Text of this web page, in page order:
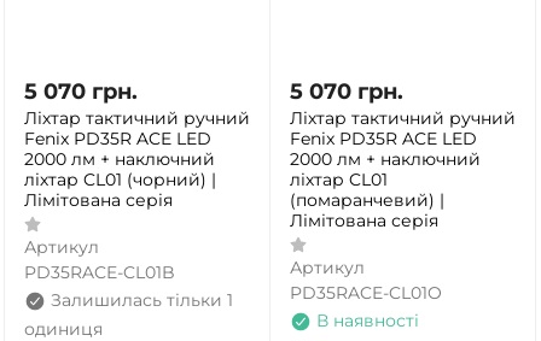
5 070 грн.
Ліхтар тактичний ручний
Fenix PD35R ACE LED
2000 лм + наключний
ліхтар CL01 (чорний) |
Лімітована серія
Артикул
PD35RACE-CL01B
Залишилась тільки 1
одиниця
5 070 грн.
Ліхтар тактичний ручний
Fenix PD35R ACE LED
2000 лм + наключний
ліхтар CL01
(помаранчевий) |
Лімітована серія
Артикул
PD35RACE-CL01O
В наявності